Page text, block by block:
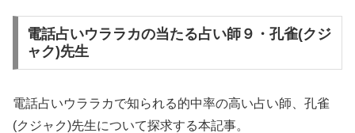
電話占いウララカの当たる占い師９・孔雀(クジ
ャク)先生
電話占いウララカで知られる的中率の高い占い師、孔雀
(クジャク)先生について探求する本記事。